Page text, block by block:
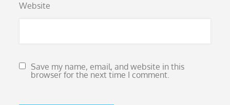
Website
Save my name, email, and website in this
browser for the next time I comment.